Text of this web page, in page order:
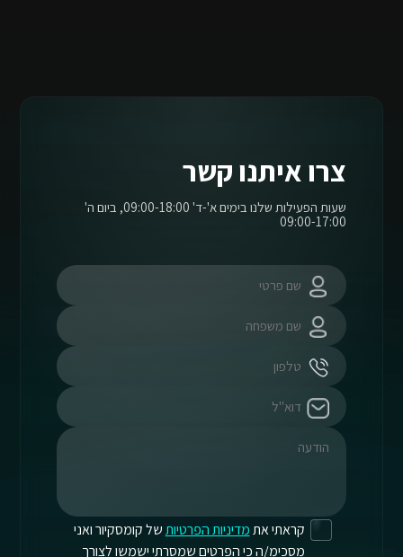
צרו איתנו קשר
שעות הפעילות שלנו בימים א'-ד' 09:00-18:00, ביום ה'
09:00-17:00
קראתי אתמדיניות הפרטיותשל קומסקיור ואני
מסכימ/ה כי הפרטים שמסרתי ישמשו לצורך